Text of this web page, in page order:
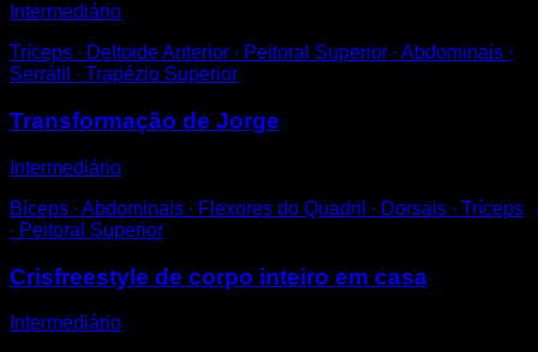
Intermediário
Tríceps ∙ Deltoide Anterior ∙ Peitoral Superior ∙ Abdominais ∙
Serrátil ∙ Trapézio Superior
Transformação de Jorge
Intermediário
Bíceps ∙ Abdominais ∙ Flexores do Quadril ∙ Dorsais ∙ Tríceps
∙ Peitoral Superior
Crisfreestyle de corpo inteiro em casa
Intermediário